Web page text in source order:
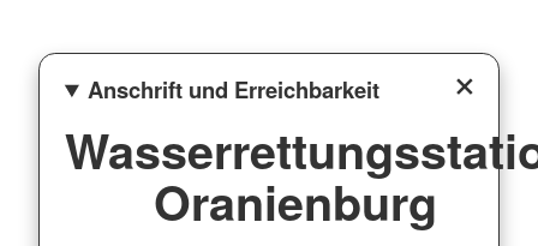
Anschrift und Erreichbarkeit
Oranienburg